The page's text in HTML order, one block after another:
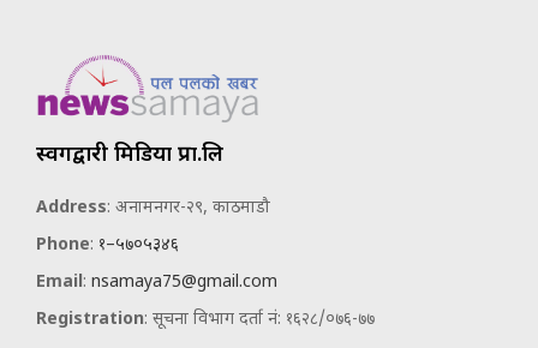
स्वर्गद्वारी मिडिया प्रा.लि
Address: अनामनगर-२९, काठमाडौ
Phone: १–५७०५३४६
Email: nsamaya75@gmail.com
Registration: सूचना विभाग दर्ता नं: १६२८/०७६-७७